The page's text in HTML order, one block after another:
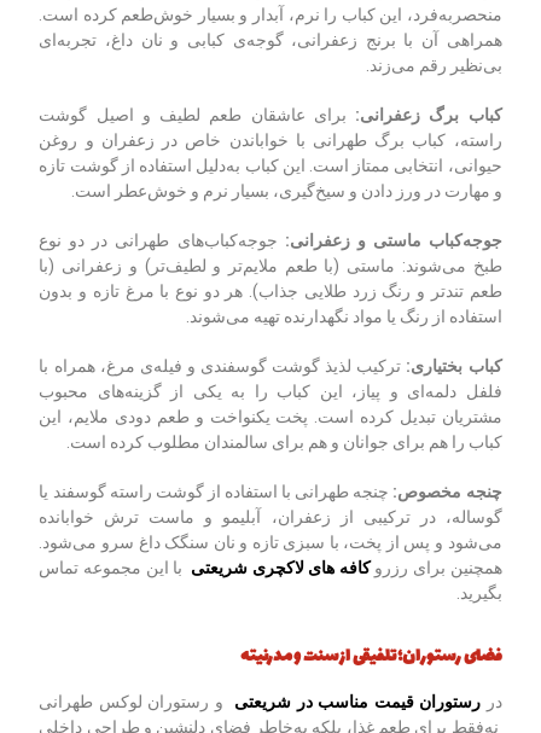
منحصر‌به‌فرد، این کباب را نرم، آبدار و بسیار خوش‌طعم کرده است.
همراهی آن با برنج زعفرانی، گوجه‌ی کبابی و نان داغ، تجربه‌ای
بی‌نظیر رقم می‌زند.
کباب برگ زعفرانی: برای عاشقان طعم لطیف و اصیل گوشت
راسته، کباب برگ طهرانی با خواباندن خاص در زعفران و روغن
حیوانی، انتخابی ممتاز است. این کباب به‌دلیل استفاده از گوشت تازه
و مهارت در ورز دادن و سیخ‌گیری، بسیار نرم و خوش‌عطر است.
جوجه‌کباب ماستی و زعفرانی: جوجه‌کباب‌های طهرانی در دو نوع
طبخ می‌شوند: ماستی (با طعم ملایم‌تر و لطیف‌تر) و زعفرانی (با
طعم تندتر و رنگ زرد طلایی جذاب). هر دو نوع با مرغ تازه و بدون
استفاده از رنگ یا مواد نگهدارنده تهیه می‌شوند.
کباب بختیاری: ترکیب لذیذ گوشت گوسفندی و فیله‌ی مرغ، همراه با
فلفل دلمه‌ای و پیاز، این کباب را به یکی از گزینه‌های محبوب
مشتریان تبدیل کرده است. پخت یکنواخت و طعم دودی ملایم، این
کباب را هم برای جوانان و هم برای سالمندان مطلوب کرده است.
چنجه مخصوص: چنجه طهرانی با استفاده از گوشت راسته گوسفند یا
گوساله، در ترکیبی از زعفران، آبلیمو و ماست ترش خوابانده
می‌شود و پس از پخت، با سبزی تازه و نان سنگک داغ سرو می‌شود.
همچنین برای رزروکافه های لاکچری شریعتی با این مجموعه تماس
بگیرید.
فضای رستوران؛ تلفیقی از سنت و مدرنیته
در رستوران قیمت مناسب در شریعتی و رستوران لوکس طهرانی
نه‌فقط برای طعم غذا، بلکه به‌خاطر فضای دلنشین و طراحی داخلی